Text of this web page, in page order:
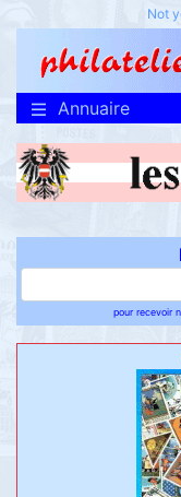
Not
Annuaire
pour recevoir